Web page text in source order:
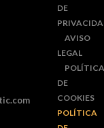
DE
AVISO
LEGAL
DE
COOKIES
POLÍTICA